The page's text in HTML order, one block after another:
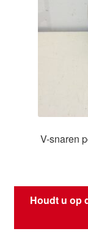
V-snaren
Houdt u op